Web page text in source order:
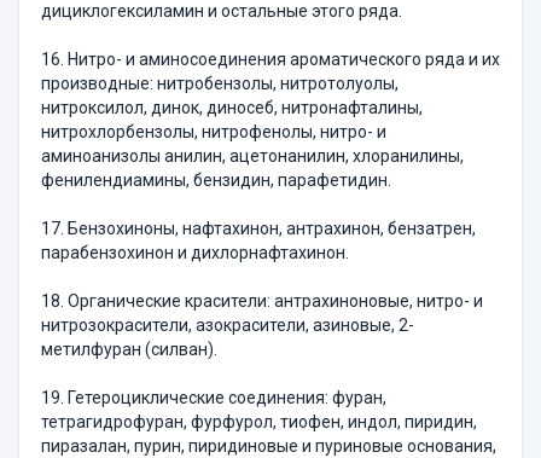
дициклогексиламин и остальные этого ряда.
16. Нитро- и аминосоединения ароматического ряда и их
производные: нитробензолы, нитротолуолы,
нитроксилол, динок, диносеб, нитронафталины,
нитрохлорбензолы, нитрофенолы, нитро- и
аминоанизолы анилин, ацетонанилин, хлоранилины,
фенилендиамины, бензидин, парафетидин.
17. Бензохиноны, нафтахинон, антрахинон, бензатрен,
парабензохинон и дихлорнафтахинон.
18. Органические красители: антрахиноновые, нитро- и
нитрозокрасители, азокрасители, азиновые, 2-
метилфуран (силван).
19. Гетероциклические соединения: фуран,
тетрагидрофуран, фурфурол, тиофен, индол, пиридин,
пиразалан, пурин, пиридиновые и пуриновые основания,